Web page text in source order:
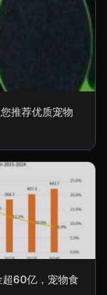
推荐优质宠物
超60亿，宠物食